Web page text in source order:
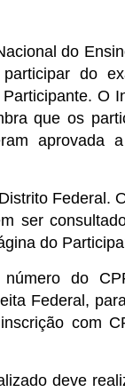
do
do
O
que os
aprovada
Federal.
ser
do
número do
Federal,
com
deve